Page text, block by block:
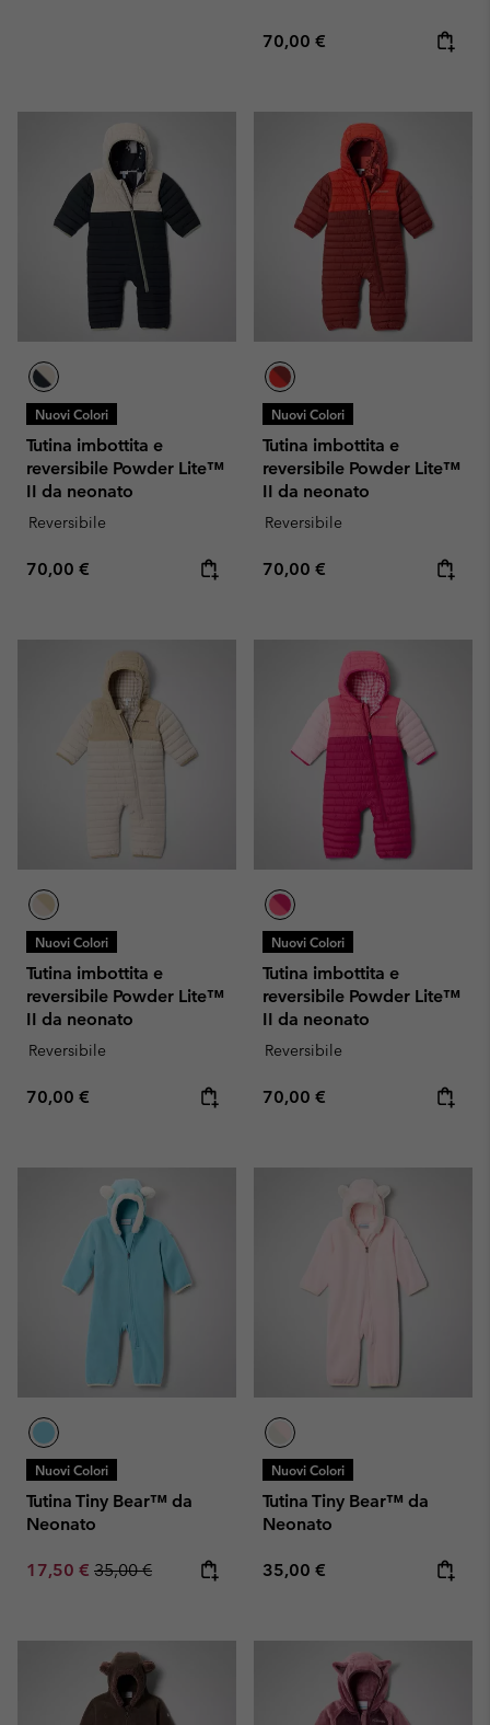
Regular price:
70,00 €
Nuovi Colori
Tutina imbottita e
reversibile Powder Lite™
II da neonato
Reversibile
Regular price:
70,00 €
Nuovi Colori
Tutina imbottita e
reversibile Powder Lite™
II da neonato
Reversibile
Regular price:
70,00 €
Nuovi Colori
Tutina imbottita e
reversibile Powder Lite™
II da neonato
Reversibile
Regular price:
70,00 €
Nuovi Colori
Tutina imbottita e
reversibile Powder Lite™
II da neonato
Reversibile
Regular price:
70,00 €
Nuovi Colori
Tutina Tiny Bear™ da
Neonato
Sale price:
17,50 € Regular price:
35,00 €
Nuovi Colori
Tutina Tiny Bear™ da
Neonato
Regular price:
35,00 €